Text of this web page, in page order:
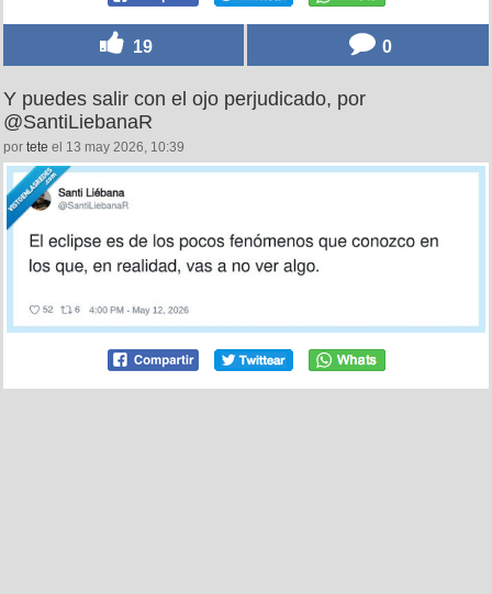
19 0
Y puedes salir con el ojo perjudicado, por
@SantiLiebanaR
por tete el 13 may 2026, 10:39